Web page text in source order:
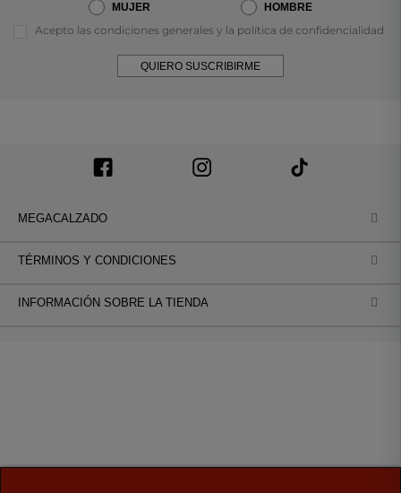
MUJER HOMBRE
Acepto las condiciones generales y la política de confidencialidad
QUIERO SUSCRIBIRME
MEGACALZADO
TÉRMINOS Y CONDICIONES
INFORMACIÓN SOBRE LA TIENDA